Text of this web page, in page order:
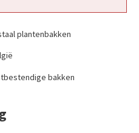
plantenbakken
bakken